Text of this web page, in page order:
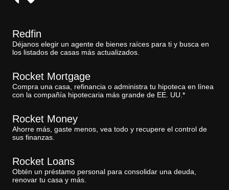
Redfin
Déjanos elegir un agente de bienes raíces para ti y busca en
los listados de casas más actualizados.
Rocket Mortgage
Compra una casa, refinancia o administra tu hipoteca en línea
con la compañía hipotecaria más grande de EE. UU.*
Rocket Money
Ahorre más, gaste menos, vea todo y recupere el control de
sus finanzas.
Rocket Loans
Obtén un préstamo personal para consolidar una deuda,
renovar tu casa y más.